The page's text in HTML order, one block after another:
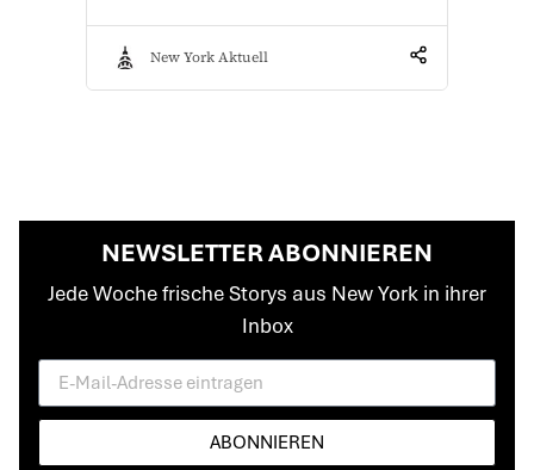
New York Aktuell
NEWSLETTER ABONNIEREN
Jede Woche frische Storys aus New York in ihrer
Inbox
ABONNIEREN